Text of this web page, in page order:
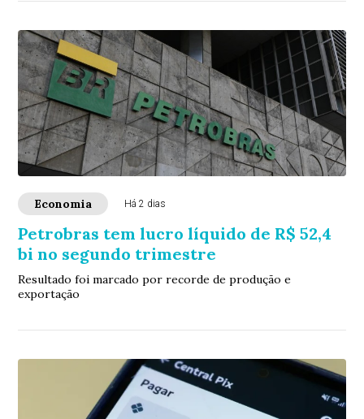
Economia Há 2 dias
Petrobras tem lucro líquido de R$ 52,4
bi no segundo trimestre
Resultado foi marcado por recorde de produção e
exportação